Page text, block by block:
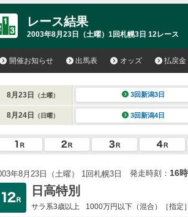
レース結果
2003年8月23日（土曜）1回札幌3日 12レース
開催お知らせ 出馬表 オッズ 払戻金
8月23日 （土曜） 3回新潟3日
8月24日 （日曜） 3回新潟4日
年8月23日（土曜） 1回札幌3日 発走時刻： 16
日高特別
サラ系3歳以上 1000万円以下 （混合）［指定